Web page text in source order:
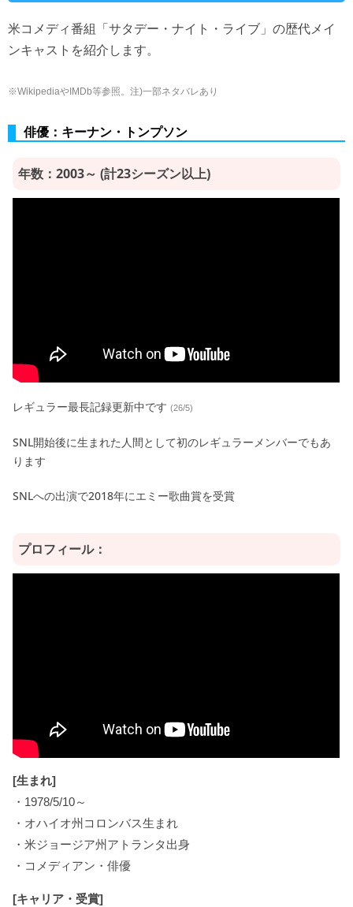
米コメディ番組「サタデー・ナイト・ライブ」の歴代メイ
ンキャストを紹介します。
※WikipediaやIMDb等参照。注)一部ネタバレあり
俳優：キーナン・トンプソン
年数：2003～ (計23シーズン以上)
レギュラー最長記録更新中です(26/5)
SNL開始後に生まれた人間として初のレギュラーメンバーでもあ
ります
SNLへの出演で2018年にエミー歌曲賞を受賞
プロフィール：
[生まれ]
・1978/5/10～
・オハイオ州コロンバス生まれ
・米ジョージア州アトランタ出身
・コメディアン・俳優
[キャリア・受賞]